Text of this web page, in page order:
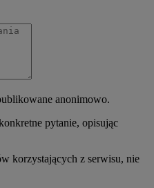
anonimowo.
pytanie, opisując
korzystających z serwisu, nie